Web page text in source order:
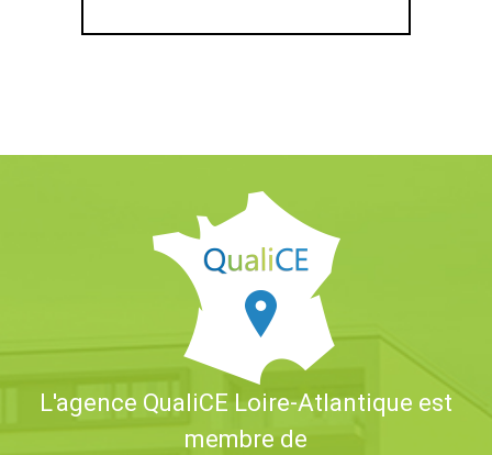
L'agence QualiCE Loire-Atlantique est
membre de